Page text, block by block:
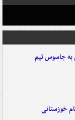
به جاسوس تیم
خوزستانی